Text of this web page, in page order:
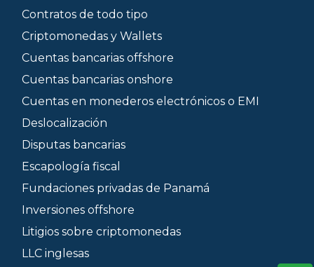
Contratos de todo tipo
Criptomonedas y Wallets
Cuentas bancarias offshore
Cuentas bancarias onshore
Cuentas en monederos electrónicos o EMI
Deslocalización
Disputas bancarias
Escapología fiscal
Fundaciones privadas de Panamá
Inversiones offshore
Litigios sobre criptomonedas
LLC inglesas